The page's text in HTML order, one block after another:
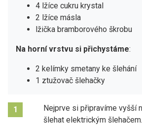
4 lžíce cukru krystal
2 lžíce másla
lžička bramborového škrobu
Na horní vrstvu si přichystáme:
2 kelímky smetany ke šlehání
1 ztužovač šlehačky
1
Nejprve si připravíme vyšší
šlehat elektrickým